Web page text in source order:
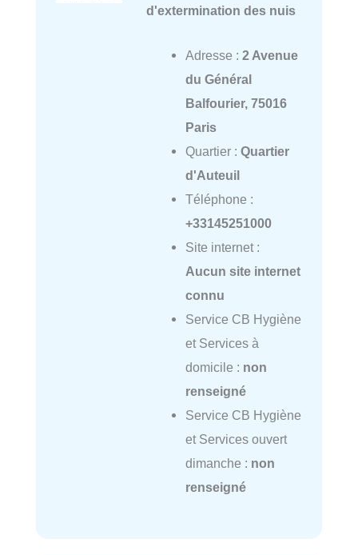
d'extermination des nuis
Adresse : 2 Avenue
du Général
Balfourier, 75016
Paris
Quartier : Quartier
d'Auteuil
Téléphone :
+33145251000
Site internet :
Aucun site internet
connu
Service CB Hygiène
et Services à
domicile : non
renseigné
Service CB Hygiène
et Services ouvert
dimanche : non
renseigné